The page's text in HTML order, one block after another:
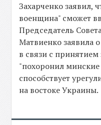
Захарченко заявил,
военщина" сможет
Председатель
Матвиенко заявила
в связи с принятием
"похоронил
способствует
на востоке Украины.